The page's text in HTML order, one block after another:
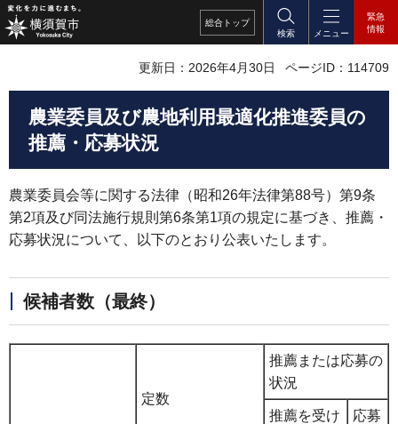
総合 トップ
検索
メニュー
緊急
情報
更新日：2026年4月30日 ページID：114709
農業委員及び農地利用最適化推進委員の
推薦・応募状況
農業委員会等に関する法律（昭和26年法律第88号）第9条
第2項及び同法施行規則第6条第1項の規定に基づき、推薦・
応募状況について、以下のとおり公表いたします。
候補者数（最終）
定数
推薦または応募の
状況
推薦を受け
応募